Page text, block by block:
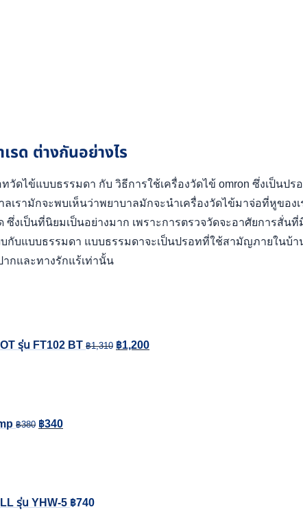
ด ต่างกันอย่างไร
วัดไข้แบบธรรมดา กับ วิธีการใช้เครื่องวัดไข้ omron ซึ่งเป็นป
ลเรามักจะพบเห็นว่าพยาบาลมักจะนำเครื่องวัดไข้มาจ่อที่หูข
ซึ่งเป็นที่นิยมเป็นอย่างมาก เพราะการตรวจวัดจะอาศัยการสั่
บกับแบบธรรมดา แบบธรรมดาจะเป็นปรอทที่ใช้สามัญภายในบ้
กและทางรักแร้เท่านั้น
รุ่น FT102 BT ฿1,310 ฿1,310.
฿1,200฿1,200.
฿380 ฿380.
฿340฿340.
รุ่น YHW-5 ฿740